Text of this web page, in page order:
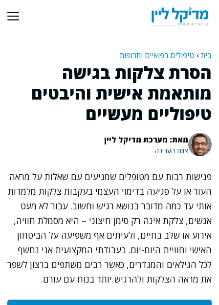
לתוכן
בית› טיפולים רפואיים ותרופות
הסרת צלקות בגישה
מותאמת אישית והיבטים
טיפוליים מעשיים
מאת: מערכת מדיקל ליין
צוות העריכה
פגישות רבות עם מטופלים שמגיעים עם שאלות על מראה
העור או על פגיעה בדימוי העצמי בעקבות צלקות מלמדות
אותי עד כמה מדובר בנושא רגיש וחשוב. עבור לא מעט
אנשים, צלקת אינה רק סימן חיצוני – היא מסמלת חוויה,
אירוע או שלב בחיים, ולעיתים אף משפיעה על הביטחון
האישי וחוויית היום-יום. בעבודתי המקצועית אני נחשף
לכל הגילאים והמגדרים, כאשר רבים משתפים ברצון לשפר
את מראה הצלקות ולהרגיש יותר בנוח עם עורם.